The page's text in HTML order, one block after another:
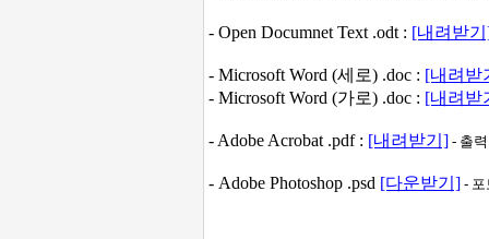
- Open Documnet Text .odt : [내려받
- Microsoft Word (세로) .doc : [내려받
- Microsoft Word (가로) .doc : [내려받
- Adobe Acrobat .pdf : [내려받기] - 출
- Adobe Photoshop .psd [다운받기] - 포